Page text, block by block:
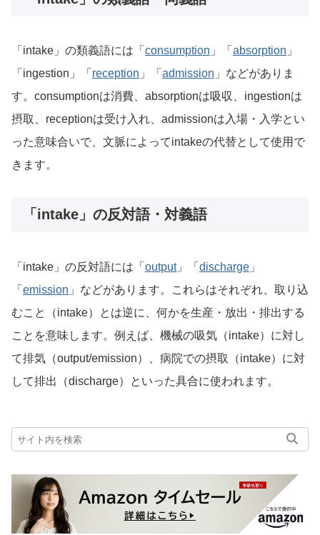
「intake」の類義語には「 consumption 」「 absorption 」
「ingestion」「 reception 」「 admission 」などがありま
す。consumptionは消費、absorptionは吸収、ingestionは
摂取、receptionは受け入れ、admissionは入場・入学とい
った意味合いで、文脈によってintakeの代替として使用で
きます。
「intake」の反対語・対義語
「intake」の反対語には「 output」「 discharge 」
「 emission 」などがあります。これらはそれぞれ、取り込
むこと（intake）とは逆に、何かを生産・放出・排出する
ことを意味します。例えば、機械の吸気（intake）に対し
て排気（output/emission）、病院での摂取（intake）に対
して排出（discharge）といった具合に使われます。